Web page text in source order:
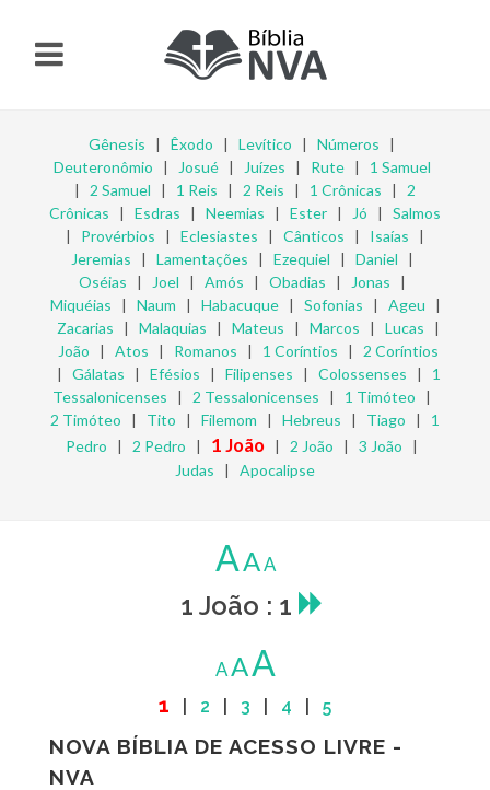
Gênesis | Êxodo | Levítico | Números |
Deuteronômio | Josué| Juízes | Rute| 1 Samuel
| 2 Samuel | 1 Reis | 2 Reis | 1 Crônicas | 2
Crônicas | Esdras | Neemias | Ester | Jó | Salmos
| Provérbios | Eclesiastes | Cânticos | Isaías |
Jeremias | Lamentações | Ezequiel | Daniel |
Oséias | Joel | Amós | Obadias | Jonas |
Miquéias | Naum | Habacuque| Sofonias | Ageu |
Zacarias | Malaquias | Mateus | Marcos | Lucas |
João | Atos | Romanos | 1 Coríntios | 2 Coríntios
| Gálatas | Efésios | Filipenses | Colossenses | 1
Tessalonicenses | 2 Tessalonicenses | 1 Timóteo |
2 Timóteo | Tito | Filemom | Hebreus | Tiago | 1
Pedro | 2 Pedro | 1 João | 2 João | 3 João |
Judas | Apocalipse
AAA
1 João : 1
AAA
1 2 3 4 5
NOVA BÍBLIA DE ACESSO LIVRE -
NVA